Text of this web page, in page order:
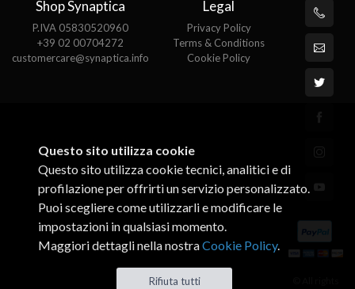
Shop Synaptica
P.IVA 05830520960
+39 02 00704272
customercare@synaptica.info
Legal
Privacy Policy
Terms & Conditions
Cookie Policy
Questo sito utilizza cookie
Questo sito utilizza cookie tecnici, analitici e di
profilazione per offrirti un servizio personalizzato.
Puoi scegliere come utilizzarli e modificare le
impostazioni in qualsiasi momento.
Maggiori dettagli nella nostraCookie Policy.
Rifiuta tutti